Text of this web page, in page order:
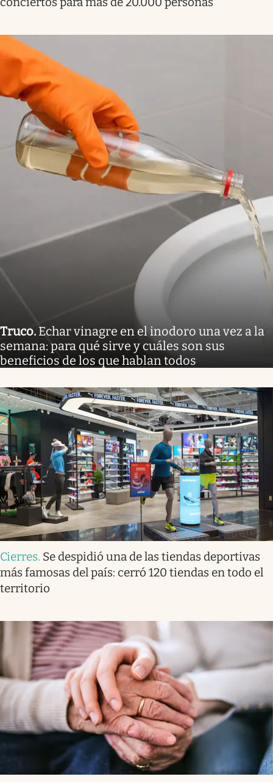
Truco. Echar vinagre en el inodoro una vez a la
semana: para qué sirve y cuáles son sus
beneficios de los que hablan todos
Cierres. Se despidió una de las tiendas deportivas
más famosas del país: cerró 120 tiendas en todo el
territorio